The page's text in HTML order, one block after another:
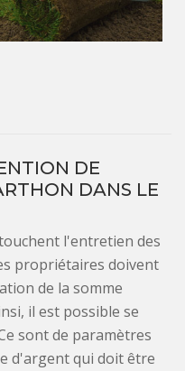
DE
DANS LE
l'entretien des
propriétaires doivent
de la somme
il est possible se
sont de paramètres
d'argent qui doit être